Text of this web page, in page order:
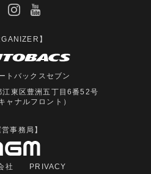
】
トバックスセブン
東区豊洲五丁目6番52号
ャナルフロント）
営事務局】
会社 PRIVACY